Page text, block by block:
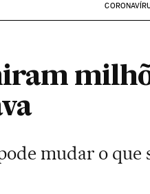
mudar o que